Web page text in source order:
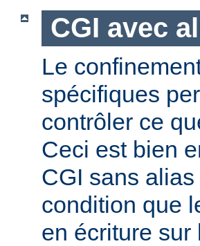
CGI avec
Le
spécifiques
contrôler ce
Ceci est bien
CGI sans
condition que
en écriture